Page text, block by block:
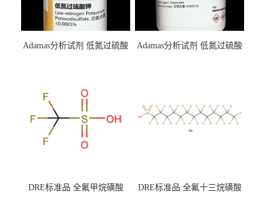
Adamas分析试剂 低氮过硫酸
（泰坦现货供应）
Adamas分析试剂 低氮过硫酸
DRE标准品 全氟甲烷磺酸
DRE标准品 全氟十三烷磺酸